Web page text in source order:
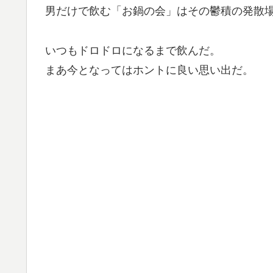
男だけで飲む「お鍋の会」はその鬱積の発散
いつもドロドロになるまで飲んだ。
まあ今となってはホントに良い思い出だ。